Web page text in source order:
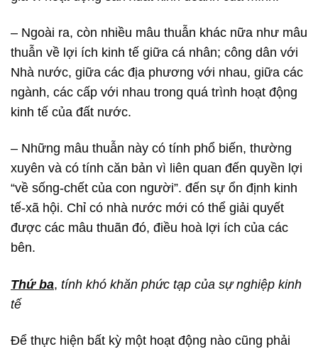
– Ngoài ra, còn nhiều mâu thuẫn khác nữa như mâu
thuẫn về lợi ích kinh tế giữa cá nhân; công dân với
Nhà nước, giữa các địa phương với nhau, giữa các
ngành, các cấp với nhau trong quá trình hoạt động
kinh tế của đất nước.
– Những mâu thuẫn này có tính phổ biến, thường
xuyên và có tính căn bản vì liên quan đến quyền lợi
“về sống-chết của con người”. đến sự ổn định kinh
tế-xã hội. Chỉ có nhà nước mới có thể giải quyết
được các mâu thuãn đó, điều hoà lợi ích của các
bên.
Thứ ba, tính khó khăn phức tạp của sự nghiệp kinh
tế
Để thực hiện bất kỳ một hoạt động nào cũng phải